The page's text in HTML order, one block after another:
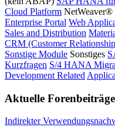
Cloud Platform NetWeaver®
Enterprise Portal Web
Sales and Distribution
CRM (Customer
Sonstige Module Sonstiges
Kurzfragen S/4 HANA
Development Related
Aktuelle Forenbeiträge
Indirekter